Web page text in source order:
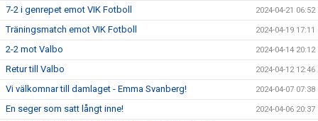
7-2 i genrepet emot VIK Fotboll 2024-04-21 06:52
Träningsmatch emot VIK Fotboll 2024-04-19 17:11
2-2 mot Valbo 2024-04-14 20:12
Retur till Valbo 2024-04-12 12:46
Vi välkomnar till damlaget - Emma Svanberg! 2024-04-07 07:38
En seger som satt långt inne! 2024-04-06 20:37